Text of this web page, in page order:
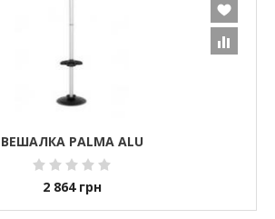
ВЕШАЛКА PALMA ALU
2 864 грн